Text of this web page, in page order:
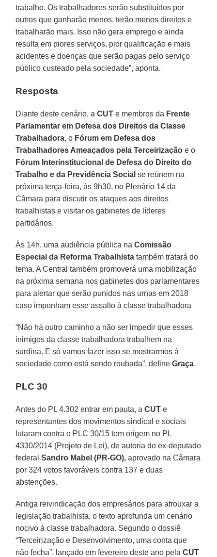
trabalho. Os trabalhadores serão substituídos por
outros que ganharão menos, terão menos direitos e
trabalharão mais. Isso não gera emprego e ainda
resulta em piores serviços, pior qualificação e mais
acidentes e doenças que serão pagas pelo serviço
público custeado pela sociedade”, aponta.
Resposta
Diante deste cenário, aCUT e membros da Frente
Parlamentar em Defesa dos Direitos da Classe
Trabalhadora, o Fórum em Defesa dos
Trabalhadores Ameaçados pela Terceirização e o
Fórum Interinstitucional de Defesa do Direito do
Trabalho e da Previdência Social se reúnem na
próxima terça-feira, às 9h30, no Plenário 14 da
Câmara para discutir os ataques aos direitos
trabalhistas e visitar os gabinetes de líderes
partidários.
Às 14h, uma audiência pública naComissão
Especial da Reforma Trabalhista também tratará do
tema. A Central também promoverá uma mobilização
na próxima semana nos gabinetes dos parlamentares
para alertar que serão punidos nas urnas em 2018
caso imponham esse assalto à classe trabalhadora
“Não há outro caminho a não ser impedir que esses
inimigos da classe trabalhadora trabalhem na
surdina. E só vamos fazer isso se mostrarmos à
sociedade como está sendo roubada”, defineGraça.
PLC 30
Antes do PL 4.302 entrar em pauta, aCUT e
representantes dos movimentos sindical e sociais
lutaram contra o PLC 30/15 tem origem no PL
4330/2014 (Projeto de Lei), de autoria do ex-deputado
federalSandro Mabel (PR-GO), aprovado na Câmara
por 324 votos favoráveis contra 137 e duas
abstenções.
Antiga reivindicação dos empresários para afrouxar a
legislação trabalhista, o texto aprofunda um cenário
nocivo á classe trabalhadora. Segundo o dossiê
“Terceirização e Desenvolvimento, uma conta que
não fecha”, lançado em fevereiro deste ano pelaCUT